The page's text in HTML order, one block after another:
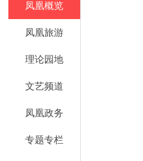
凤凰概览
凤凰旅游
理论园地
文艺频道
凤凰政务
专题专栏